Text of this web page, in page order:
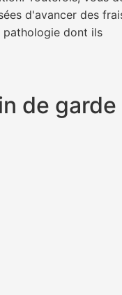
d'avancer des
pathologie dont ils
de garde